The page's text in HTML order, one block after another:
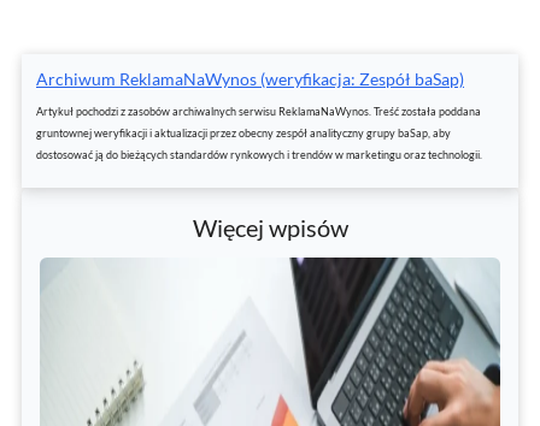
Więcej wpisów
Archiwum ReklamaNaWynos (weryfikacja: Zespół baSap)
Artykuł pochodzi z zasobów archiwalnych serwisu ReklamaNaWynos. Treść została poddana
gruntownej weryfikacji i aktualizacji przez obecny zespół analityczny grupy baSap, aby
dostosować ją do bieżących standardów rynkowych i trendów w marketingu oraz technologii.